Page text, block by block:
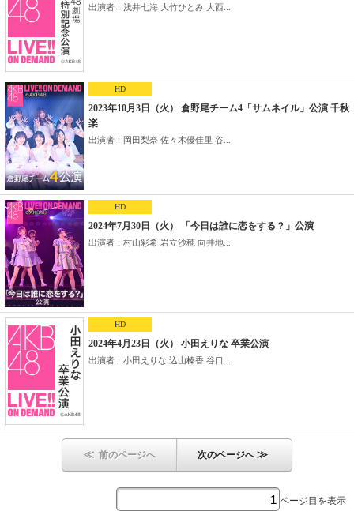
出演者：浅井七海 大竹ひとみ 大西...
HD
2023年10月3日（火） 倉野尾チーム4「サムネイル」公演 千秋
楽
出演者：岡田梨奈 佐々木優佳里 谷...
HD
2024年7月30日（火） 「今日は誰に恋をする？」公演
出演者：村山彩希 岩立沙穂 向井地...
HD
2024年4月23日（火） 小田えりな 卒業公演
出演者：小田えりな 込山榛香 谷口...
≪ 前のページへ 次のページへ≫
ページ目を表示